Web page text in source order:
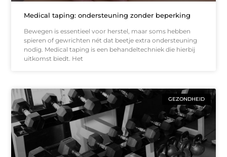
Medical taping: ondersteuning zonder beperking
Bewegen is essentieel voor herstel, maar soms hebben
spieren of gewrichten nét dat beetje extra ondersteuning
nodig. Medical taping is een behandeltechniek die hierbij
uitkomst biedt. Het
GEZONDHEID